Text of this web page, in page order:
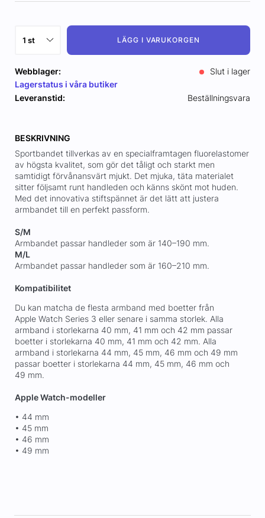
LÄGG I VARUKORGEN
Webblager:
Slut i lager
Lagerstatus i våra butiker
Leveranstid:
Beställningsvara
BESKRIVNING
Sportbandet tillverkas av en specialframtagen fluorelastomer
av högsta kvalitet, som gör det tåligt och starkt men
samtidigt förvånansvärt mjukt. Det mjuka, täta materialet
sitter följsamt runt handleden och känns skönt mot huden.
Med det innovativa stiftspännet är det lätt att justera
armbandet till en perfekt passform.
S/M
Armbandet passar handleder som är 140–190 mm.
M/L
Armbandet passar handleder som är 160–210 mm.
Kompatibilitet
Du kan matcha de flesta armband med boetter från
Apple Watch Series 3 eller senare i samma storlek. Alla
armband i storlekarna 40 mm, 41 mm och 42 mm passar
boetter i storlekarna 40 mm, 41 mm och 42 mm. Alla
armband i storlekarna 44 mm, 45 mm, 46 mm och 49 mm
passar boetter i storlekarna 44 mm, 45 mm, 46 mm och
49 mm.
Apple Watch-modeller
• 44 mm
• 45 mm
• 46 mm
• 49 mm